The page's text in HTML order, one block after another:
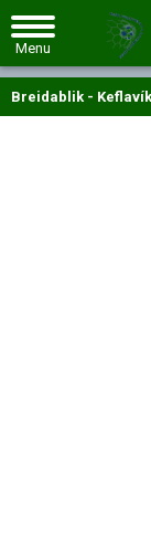
Breidablik -